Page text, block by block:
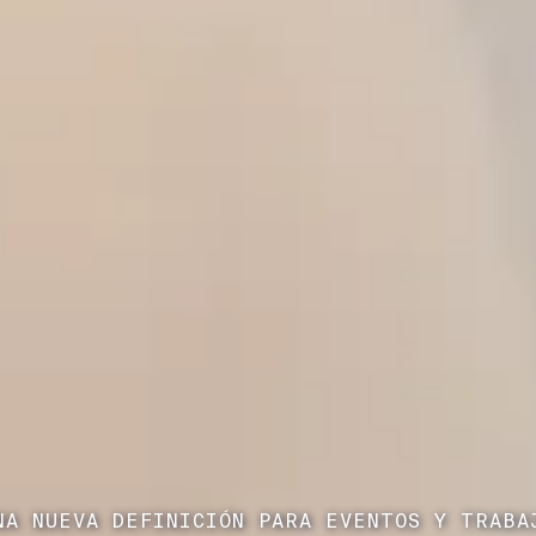
NUEVA DEFINICIÓN PARA EVENTOS Y